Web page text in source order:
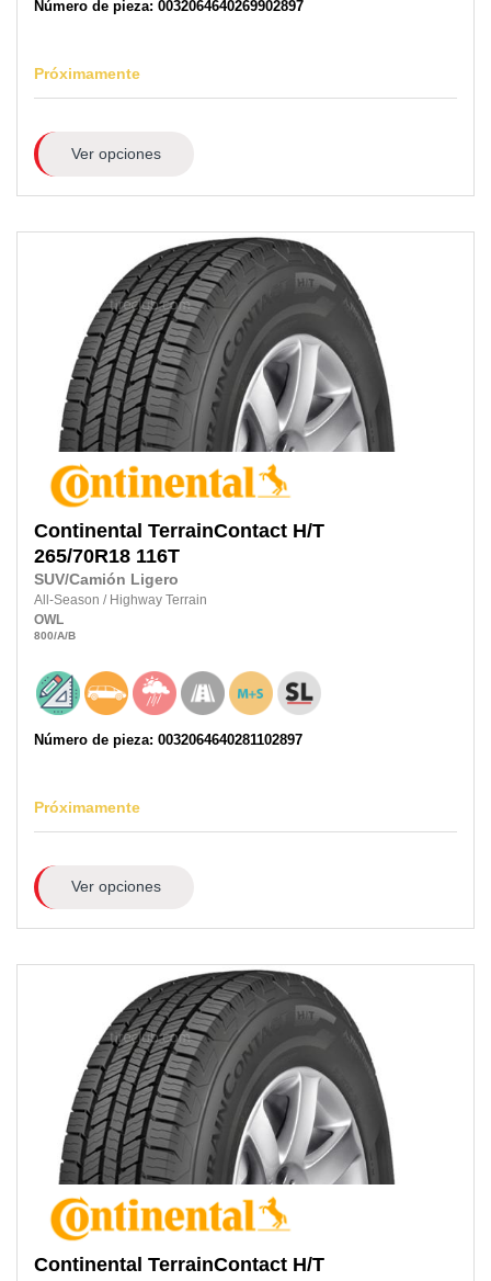
Número de pieza: 0032064640269902897
Próximamente
Ver opciones
Continental TerrainContact H/T
265/70R18 116T
SUV/Camión Ligero
All-Season / Highway Terrain
OWL
800/A/B
Número de pieza: 0032064640281102897
Próximamente
Ver opciones
Continental TerrainContact H/T